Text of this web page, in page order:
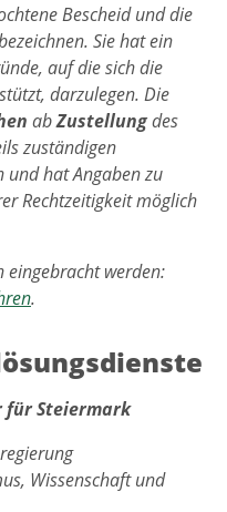
Bescheid und die
Sie hat ein
auf die sich die
darzulegen. Die
abZustellungdes
zuständigen
und hat Angaben zu
Rechtzeitigkeit möglich
eingebracht werden:
.
Steiermark
Wissenschaft und